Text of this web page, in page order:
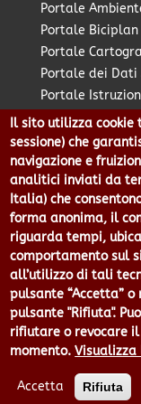
Portale
Portale
Portale
Portale dei
Portale
Portale
Portale Piano
Portale PUMS
Portale
Pratico:
Città Metropolitana
Genova |
Centralino 010
Privacy|Tecnologie
sito Web
Il sito utilizza cookie
sessione) che
navigazione e
analitici inviati da
Italia) che
forma anonima, il
riguarda tempi,
comportamento sul
all’utilizzo di tali
pulsante “Accetta”
pulsante "Rifiuta".
rifiutare o revocare il
momento. Visualizza
Accetta Rifiuta